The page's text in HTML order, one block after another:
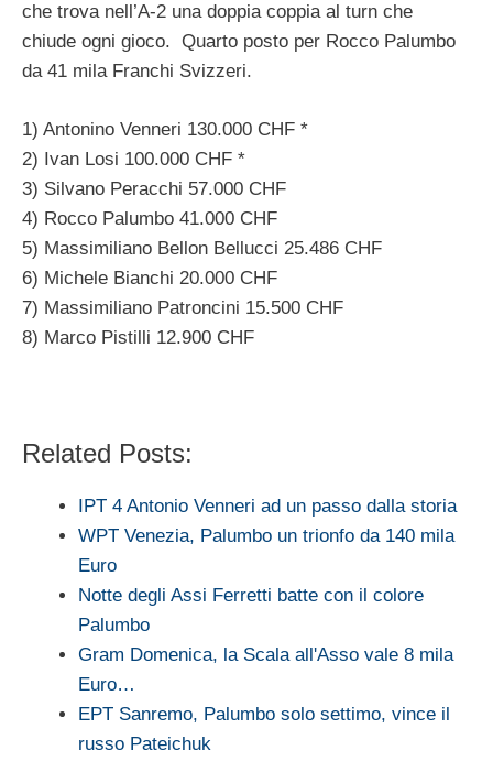
che trova nell’A-2 una doppia coppia al turn che
chiude ogni gioco. Quarto posto per Rocco Palumbo
da 41 mila Franchi Svizzeri.
1) Antonino Venneri 130.000 CHF *
2) Ivan Losi 100.000 CHF *
3) Silvano Peracchi 57.000 CHF
4) Rocco Palumbo 41.000 CHF
5) Massimiliano Bellon Bellucci 25.486 CHF
6) Michele Bianchi 20.000 CHF
7) Massimiliano Patroncini 15.500 CHF
8) Marco Pistilli 12.900 CHF
Related Posts:
IPT 4 Antonio Venneri ad un passo dalla storia
WPT Venezia, Palumbo un trionfo da 140 mila
Euro
Notte degli Assi Ferretti batte con il colore
Palumbo
Gram Domenica, la Scala all'Asso vale 8 mila
Euro…
EPT Sanremo, Palumbo solo settimo, vince il
russo Pateichuk